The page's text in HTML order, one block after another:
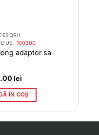
100300
adaptor sa
lei
ÎN COȘ